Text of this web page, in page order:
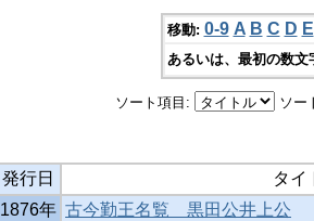
移動: 0-9 A B C D E
あるいは、最初の数
ソート項目: ソー
発行日
タイ
1876年 古今勤王名覧 黒田公井上公